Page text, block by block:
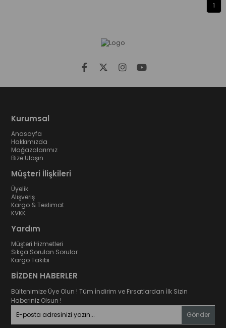
1
Kurumsal
Anasayfa
Hakkımızda
Mağazalarımız
Bize Ulaşın
Müşteri İlişkileri
Üyelik
Alışveriş
Kargo & Teslimat
KVKK
Yardım
Müşteri Hizmetleri
Sıkça Sorulan Sorular
Kargo Takibi
BİZDEN HABERLER
Bültenimize Üye Olun ! Tüm İndirim ve Fırsatlardan İlk Sizin
Haberiniz Olsun !
Gönder